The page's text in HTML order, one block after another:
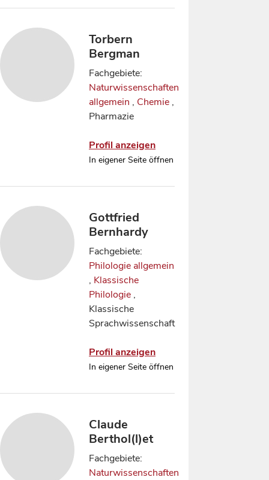
Torbern
Bergman
Fachgebiete:
Naturwissenschaften
allgemein , Chemie ,
Pharmazie
Profil anzeigen
In eigener Seite öffnen
Gottfried
Bernhardy
Fachgebiete:
Philologie allgemein
, Klassische
Philologie ,
Klassische
Sprachwissenschaft
Profil anzeigen
In eigener Seite öffnen
Claude
Berthol(l)et
Fachgebiete:
Naturwissenschaften